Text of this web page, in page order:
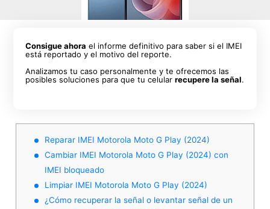
Consigue ahora el informe definitivo para saber si el IMEI
está reportado y el motivo del reporte.
Analizamos tu caso personalmente y te ofrecemos las
posibles soluciones para que tu celularrecupere la señal.
Reparar IMEI Motorola Moto G Play (2024)
Cambiar IMEI Motorola Moto G Play (2024) con
IMEI bloqueado
Limpiar IMEI Motorola Moto G Play (2024)
¿Cómo recuperar la señal o levantar señal de un